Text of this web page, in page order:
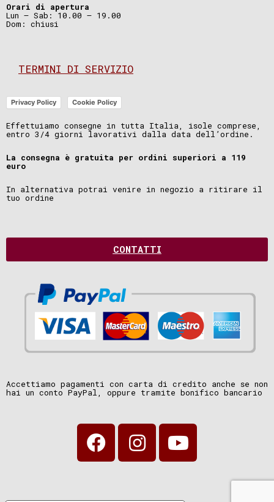
Orari di apertura
Lun – Sab: 10.00 – 19.00
Dom: chiusi
TERMINI DI SERVIZIO
Privacy Policy Cookie Policy
Effettuiamo consegne in tutta Italia, isole comprese,
entro 3/4 giorni lavorativi dalla data dell’ordine.
La consegna è gratuita per ordini superiori a 119
euro
In alternativa potrai venire in negozio a ritirare il
tuo ordine
CONTATTI
Accettiamo pagamenti con carta di credito anche se non
hai un conto PayPal, oppure tramite bonifico bancario